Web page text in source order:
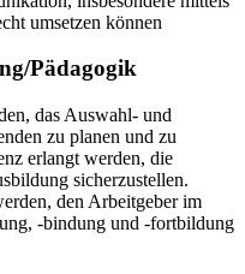
umsetzen können
Pädagogik
das Auswahl- und
zu planen und zu
erlangt werden, die
sicherzustellen.
den Arbeitgeber im
-bindung und -fortbildung